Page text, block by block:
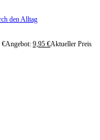
den Alltag
€Angebot: 9,95 €Aktueller Preis